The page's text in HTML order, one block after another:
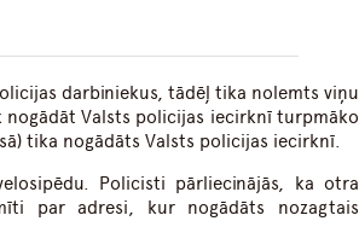
darbiniekus, tādēļ tika nolemts viņu
Valsts policijas iecirknī turpmāko
tika nogādāts Valsts policijas iecirknī.
Policisti pārliecinājās, ka otra
par adresi, kur nogādāts nozagtais